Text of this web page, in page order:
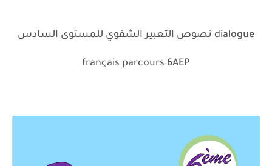
نصوص التعبير الشفوي للمستوى السادس dialogue
français parcours 6AEP